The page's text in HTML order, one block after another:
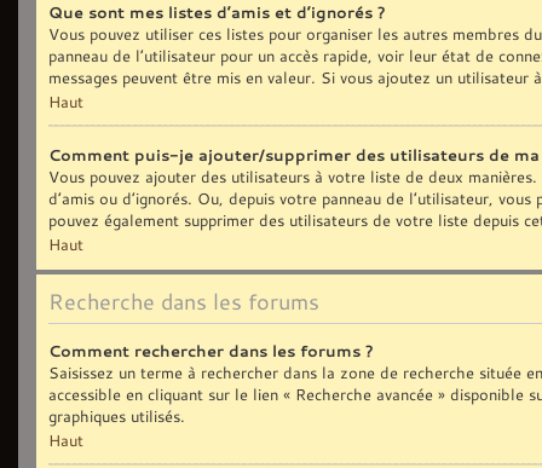
Que sont mes listes d’amis et d’ignorés ?
Vous pouvez utiliser ces listes pour organiser les autres membres
panneau de l’utilisateur pour un accès rapide, voir leur état de
messages peuvent être mis en valeur. Si vous ajoutez un
Haut
Comment puis-je ajouter/supprimer des utilisateurs de ma
Vous pouvez ajouter des utilisateurs à votre liste de deux
d’amis ou d’ignorés. Ou, depuis votre panneau de l’utilisateur,
pouvez également supprimer des utilisateurs de votre liste depuis
Haut
Recherche dans les forums
Comment rechercher dans les forums ?
Saisissez un terme à rechercher dans la zone de recherche située
accessible en cliquant sur le lien « Recherche avancée » disponible
graphiques utilisés.
Haut